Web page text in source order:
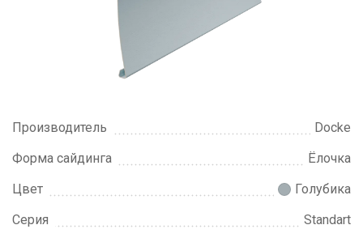
Производитель
Docke
Форма сайдинга
Ёлочка
Цвет
Голубика
Серия
Standart